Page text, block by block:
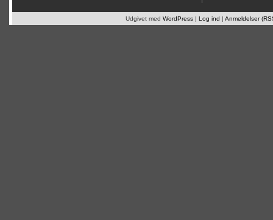
Udgivet med WordPress | Log ind | Anmeldelser